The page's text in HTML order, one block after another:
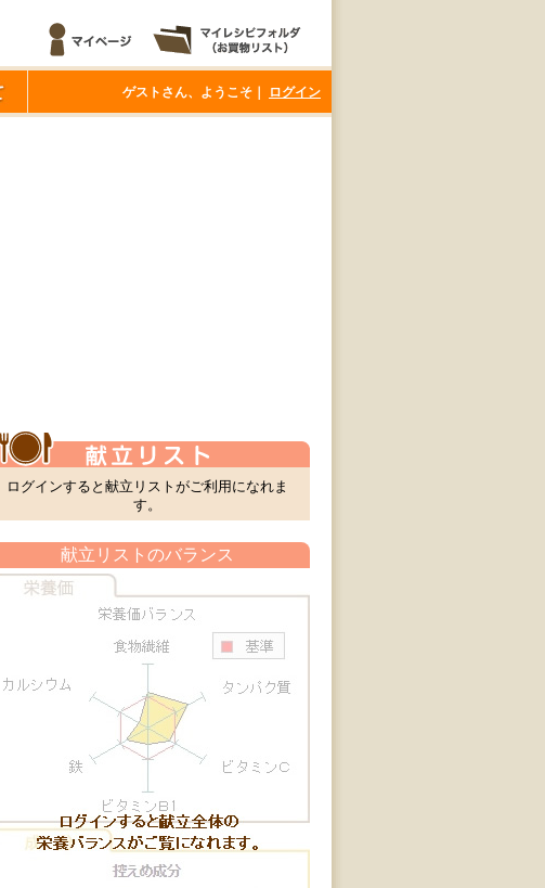
ゲストさん、ようこそ｜ ログイン
ログインすると献立リストがご利用になれま
す。
献立リストのバランス